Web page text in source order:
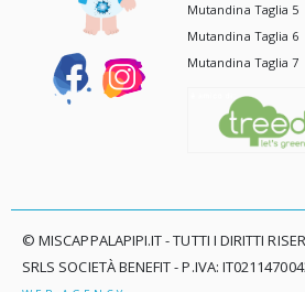
Mutandina Taglia 5
Mutandina Taglia 6
Mutandina Taglia 7
© MISCAPPALAPIPI.IT - TUTTI I DIRITTI
SRLS SOCIETÀ BENEFIT - P.IVA: